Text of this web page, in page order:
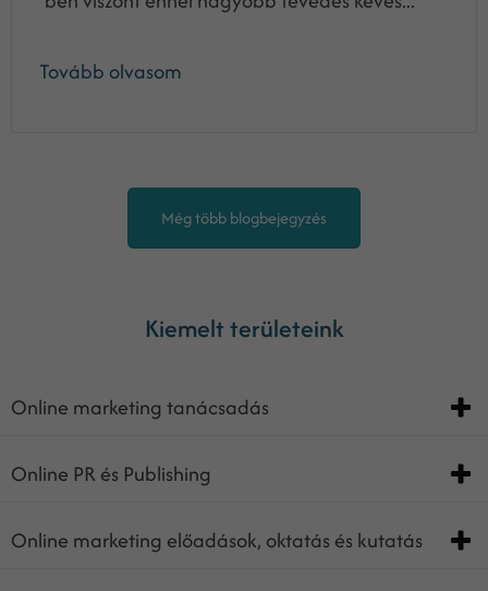
Tovább olvasom
Még több blogbejegyzés
Kiemelt területeink
Online marketing tanácsadás
Online PR és Publishing
Online marketing előadások, oktatás és kutatás